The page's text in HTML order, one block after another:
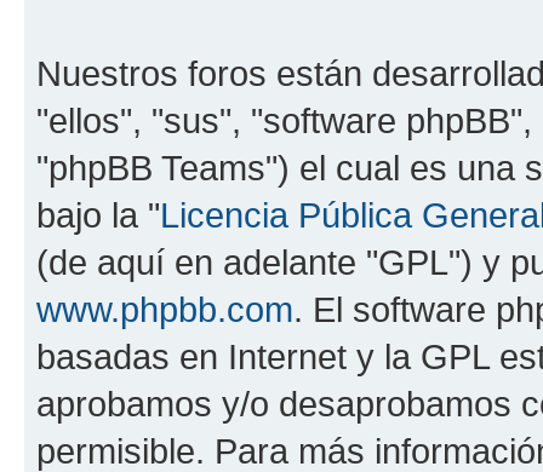
Nuestros foros están
"ellos", "sus", "software
"phpBB Teams") el cual es una
bajo la "Licencia Pública
(de aquí en adelante "GPL") y
www.phpbb.com. El software
basadas en Internet y la GPL
aprobamos y/o desaprobamos
permisible. Para más